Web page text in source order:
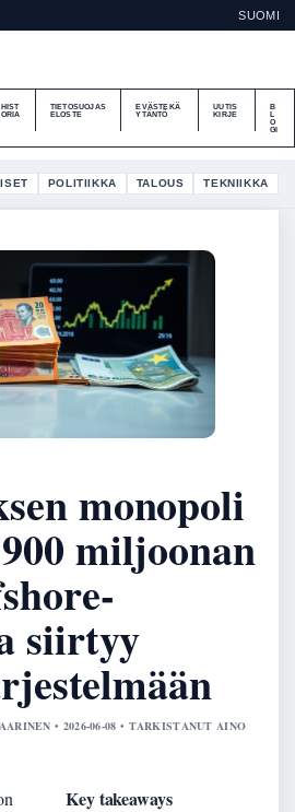
SUOMI
HIST
ORIA
TIETOSUOJAS
ELOSTE
EVÄSTEKÄ
YTÄNTÖ
UUTIS
KIRJE
B
O
GI
POLITIIKKA TALOUS TEKNIIKKA
monopoli
miljoonan
siirtyy
• 2026-06-08 • TARKISTANUT AINO
Key takeaways